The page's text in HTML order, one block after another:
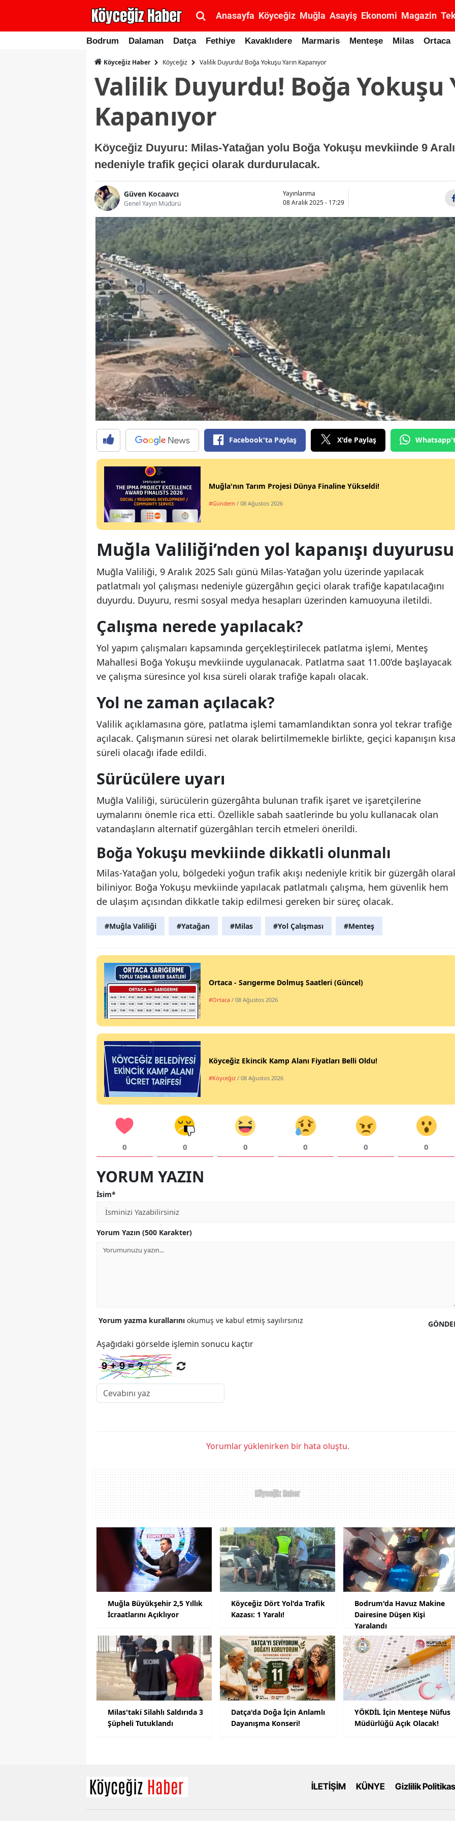
Anasayfa Köyceğiz Muğla Asayiş Ekonomi Magazin
Bodrum Dalaman Datça Fethiye Kavaklıdere Marmaris Menteşe Milas Ortaca
Köyceğiz Haber Köyceğiz Valilik Duyurdu! Boğa Yokuşu Yarın Kapanıyor
Valilik Duyurdu! Boğa Yokuşu
Kapanıyor
Köyceğiz Duyuru: Milas-Yatağan yolu Boğa Yokuşu mevkiinde 9
nedeniyle trafik geçici olarak durdurulacak.
Güven Kocaavcı
Genel Yayın Müdürü
Yayınlanma
08 Aralık 2025 - 17:29
Facebook'ta Paylaş X'de Paylaş
Muğla'nın Tarım Projesi Dünya Finaline Yükseldi!
#Gündem / 08 Ağustos 2026
Muğla Valiliği’nden yol kapanışı duyurusu
Muğla Valiliği, 9 Aralık 2025 Salı günü Milas-Yatağan yolu üzerinde yapılacak
patlatmalı yol çalışması nedeniyle güzergâhın geçici olarak trafiğe kapatılacağını
duyurdu. Duyuru, resmi sosyal medya hesapları üzerinden kamuoyuna iletildi.
Çalışma nerede yapılacak?
Yol yapım çalışmaları kapsamında gerçekleştirilecek patlatma işlemi, Menteş
Mahallesi Boğa Yokuşu mevkiinde uygulanacak. Patlatma saat 11.00’de başlayacak
ve çalışma süresince yol kısa süreli olarak trafiğe kapalı olacak.
Yol ne zaman açılacak?
Valilik açıklamasına göre, patlatma işlemi tamamlandıktan sonra yol tekrar trafiğe
açılacak. Çalışmanın süresi net olarak belirtilmemekle birlikte, geçici kapanışın
süreli olacağı ifade edildi.
Sürücülere uyarı
Muğla Valiliği, sürücülerin güzergâhta bulunan trafik işaret ve işaretçilerine
uymalarını önemle rica etti. Özellikle sabah saatlerinde bu yolu kullanacak olan
vatandaşların alternatif güzergâhları tercih etmeleri önerildi.
Boğa Yokuşu mevkiinde dikkatli olunmalı
Milas-Yatağan yolu, bölgedeki yoğun trafik akışı nedeniyle kritik bir güzergâh
biliniyor. Boğa Yokuşu mevkiinde yapılacak patlatmalı çalışma, hem güvenlik hem
de ulaşım açısından dikkatle takip edilmesi gereken bir süreç olacak.
#Muğla Valiliği #Yatağan #Milas #Yol Çalışması #Menteş
Ortaca - Sarıgerme Dolmuş Saatleri (Güncel)
#Ortaca / 08 Ağustos 2026
Köyceğiz Ekincik Kamp Alanı Fiyatları Belli Oldu!
#Köyceğiz / 08 Ağustos 2026
0 0 0 0 0 0
YORUM YAZIN
İsim*
Yorum Yazın (500 Karakter)
Yorum yazma kurallarını okumuş ve kabul etmiş sayılırsınız
Aşağıdaki görselde işlemin sonucu kaçtır
Yorumlar yüklenirken bir hata oluştu.
Muğla Büyükşehir 2,5 Yıllık
İcraatlarını Açıklıyor
Köyceğiz Dört Yol'da Trafik
Kazası: 1 Yaralı!
Bodrum'da Havuz Makine
Dairesine Düşen Kişi
Yaralandı
Milas'taki Silahlı Saldırıda 3
Şüpheli Tutuklandı
Datça'da Doğa İçin Anlamlı
Dayanışma Konseri!
YÖKDİL İçin Menteşe Nüfus
Müdürlüğü Açık Olacak!
İLETİŞİM KÜNYE Gizlilik